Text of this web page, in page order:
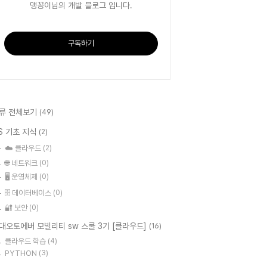
맹꽁이님의 개발 블로그 입니다.
구독하기
전체보기 (49)
기초 지식 (2)
☁️ 클라우드 (2)
🌐 네트워크 (0)
🖥️ 운영체제 (0)
🗄️ 데이터베이스 (0)
🔐 보안 (0)
오토에버 모빌리티 sw 스쿨 3기 [클라우드] (16)
클라우드 학습 (4)
PYTHON (3)